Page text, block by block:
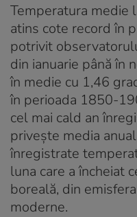
Temperatura medie
atins cote record în
potrivit
din ianuarie până în
în medie cu 1,46
în perioada 1850-
cel mai cald an
priveşte media
înregistrate
luna care a încheiat
boreală, din
moderne.